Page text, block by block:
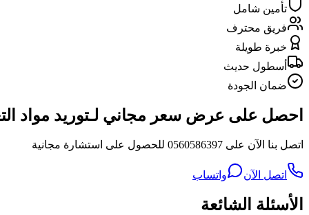
تأمين شامل
فريق محترف
خبرة طويلة
أسطول حديث
ضمان الجودة
احصل على عرض سعر مجاني لـتوريد مواد
اتصل بنا الآن على 0560586397 للحصول على استشارة مجانية
اتصل الآن واتساب
الأسئلة الشائعة